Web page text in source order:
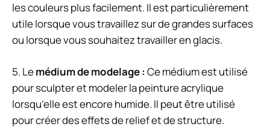
les couleurs plus facilement. Il est particulièrement
utile lorsque vous travaillez sur de grandes surfaces
ou lorsque vous souhaitez travailler en glacis.
5. Lemédium de modelage : Ce médium est utilisé
pour sculpter et modeler la peinture acrylique
lorsqu’elle est encore humide. Il peut être utilisé
pour créer des effets de relief et de structure.